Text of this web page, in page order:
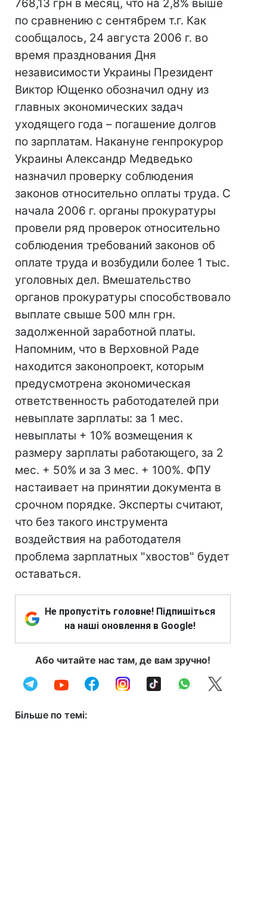
768,13 грн в месяц, что на 2,8% выше
по сравнению с сентябрем т.г. Как
сообщалось, 24 августа 2006 г. во
время празднования Дня
независимости Украины Президент
Виктор Ющенко обозначил одну из
главных экономических задач
уходящего года – погашение долгов
по зарплатам. Накануне генпрокурор
Украины Александр Медведько
назначил проверку соблюдения
законов относительно оплаты труда. С
начала 2006 г. органы прокуратуры
провели ряд проверок относительно
соблюдения требований законов об
оплате труда и возбудили более 1 тыс.
уголовных дел. Вмешательство
органов прокуратуры способствовало
выплате свыше 500 млн грн.
задолженной заработной платы.
Напомним, что в Верховной Раде
находится законопроект, которым
предусмотрена экономическая
ответственность работодателей при
невыплате зарплаты: за 1 мес.
невыплаты + 10% возмещения к
размеру зарплаты работающего, за 2
мес. + 50% и за 3 мес. + 100%. ФПУ
настаивает на принятии документа в
срочном порядке. Эксперты считают,
что без такого инструмента
воздействия на работодателя
проблема зарплатных "хвостов" будет
оставаться.
Не пропустіть головне! Підпишіться
на наші оновлення в Google!
Або читайте нас там, де вам зручно!
Більше по темі: